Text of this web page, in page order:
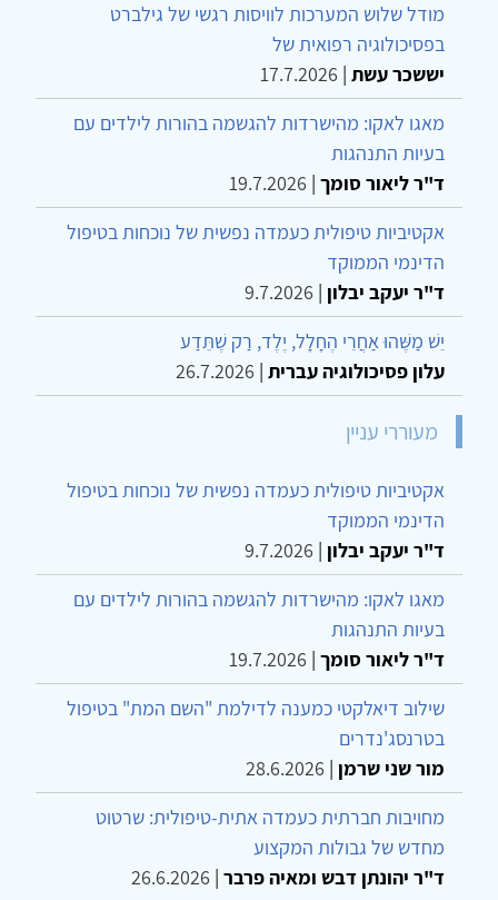
מודל שלוש המערכות לוויסות רגשי של גילברט
בפסיכולוגיה רפואית של
יששכר עשת |
17.7.2026
מאגו לאקו: מהישרדות להגשמה בהורות לילדים עם
בעיות התנהגות
ד"ר ליאור סומך |
19.7.2026
אקטיביות טיפולית כעמדה נפשית של נוכחות בטיפול
הדינמי הממוקד
ד"ר יעקב יבלון |
9.7.2026
יֵשׁ מַשֶּׁהוּ אַחֲרֵי הֶחָלָל, יֶלֶד, רַק שֶׁתֵּדַע
עלון פסיכולוגיה עברית |
26.7.2026
מעוררי עניין
אקטיביות טיפולית כעמדה נפשית של נוכחות בטיפול
הדינמי הממוקד
ד"ר יעקב יבלון |
9.7.2026
מאגו לאקו: מהישרדות להגשמה בהורות לילדים עם
בעיות התנהגות
ד"ר ליאור סומך |
19.7.2026
שילוב דיאלקטי כמענה לדילמת "השם המת" בטיפול
בטרנסג'נדרים
מור שני שרמן |
28.6.2026
מחויבות חברתית כעמדה אתית-טיפולית: שרטוט
מחדש של גבולות המקצוע
ד"ר יהונתן דבש ומאיה פרבר |
26.6.2026